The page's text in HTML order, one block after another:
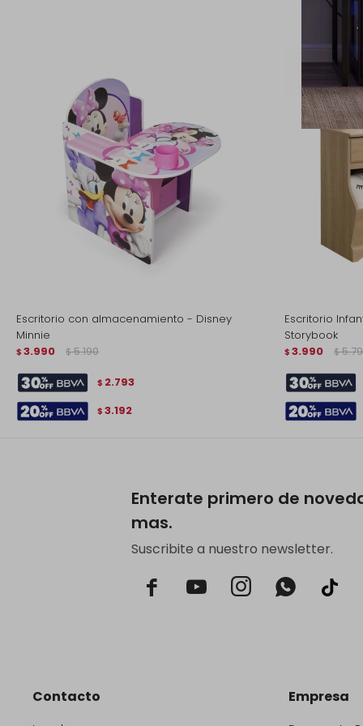
Escritorio con almacenamiento - Disney
Minnie
$ 3.990 $ 5.190
$ 2.793
$ 3.192
Escritorio
Storybook
$ 3.990 $
Enterate primero de
mas.
Suscribite a nuestro newsletter.
  
Contacto Empresa